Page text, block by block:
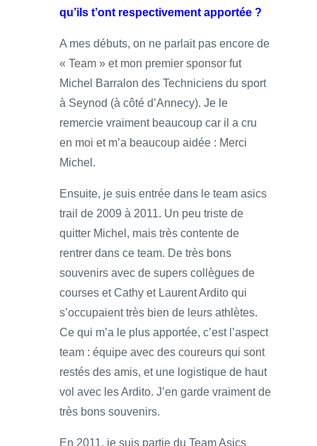
qu’ils t’ont respectivement apportée ?
A mes débuts, on ne parlait pas encore de
« Team » et mon premier sponsor fut
Michel Barralon des Techniciens du sport
à Seynod (à côté d’Annecy). Je le
remercie vraiment beaucoup car il a cru
en moi et m’a beaucoup aidée : Merci
Michel.
Ensuite, je suis entrée dans le team asics
trail de 2009 à 2011. Un peu triste de
quitter Michel, mais très contente de
rentrer dans ce team. De très bons
souvenirs avec de supers collègues de
courses et Cathy et Laurent Ardito qui
s’occupaient très bien de leurs athlètes.
Ce qui m’a le plus apportée, c’est l’aspect
team : équipe avec des coureurs qui sont
restés des amis, et une logistique de haut
vol avec les Ardito. J’en garde vraiment de
très bons souvenirs.
En 2011, je suis partie du Team Asics